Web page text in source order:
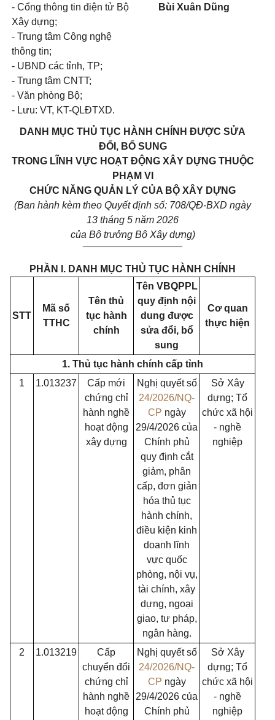
- Cổng thông tin điện tử Bộ
Xây dựng;
- Trung tâm Công nghệ
thông tin;
- UBND các tỉnh, TP;
- Trung tâm CNTT;
- Văn phòng Bộ;
- Lưu: VT, KT-QLĐTXD.
Bùi Xuân Dũng
DANH MỤC THỦ TỤC HÀNH CHÍNH ĐƯỢC SỬA
ĐỔI, BỔ SUNG
TRONG LĨNH VỰC HOẠT ĐỘNG XÂY DỰNG THUỘC
PHẠM VI
CHỨC NĂNG QUẢN LÝ CỦA BỘ XÂY DỰNG
(Ban hành kèm theo Quyết định số: 708/QĐ-BXD ngày
13 tháng 5 năm 2026
của Bộ trưởng Bộ Xây dựng)
__________________
PHẦN I. DANH MỤC THỦ TỤC HÀNH CHÍNH
STT
Mã số
TTHC
Tên thủ
tục hành
chính
Tên VBQPPL
quy định nội
dung được
sửa đổi, bổ
sung
Cơ quan
thực hiện
1. Thủ tục hành chính cấp tỉnh
1
1.013237
Cấp mới
chứng chỉ
hành nghề
hoạt động
xây dựng
Nghị quyết số
24/2026/NQ-
CP ngày
29/4/2026 của
Chính phủ
quy định cắt
giảm, phân
cấp, đơn giản
hóa thủ tục
hành chính,
điều kiện kinh
doanh lĩnh
vực quốc
phòng, nội vụ,
tài chính, xây
dựng, ngoại
giao, tư pháp,
ngân hàng.
Sở Xây
dựng; Tổ
chức xã hội
- nghề
nghiệp
2 1.013219
Cấp
chuyển đổi
chứng chỉ
hành nghề
hoạt động
Nghị quyết số
24/2026/NQ-
CP ngày
29/4/2026 của
Chính phủ
Sở Xây
dựng; Tổ
chức xã hội
- nghề
nghiệp